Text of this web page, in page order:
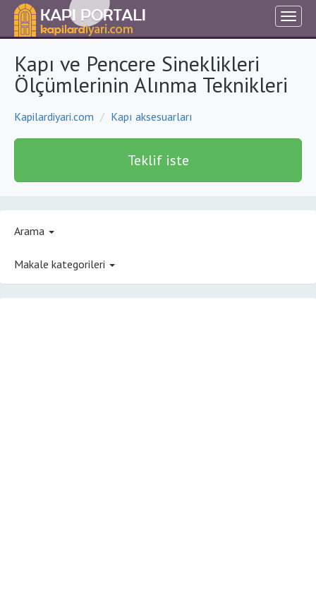
Kapı ve Pencere Sineklikleri
Ölçümlerinin Alınma Teknikleri
Kapilardiyari.com Kapı aksesuarları
Teklif iste
Arama
Makale kategorileri